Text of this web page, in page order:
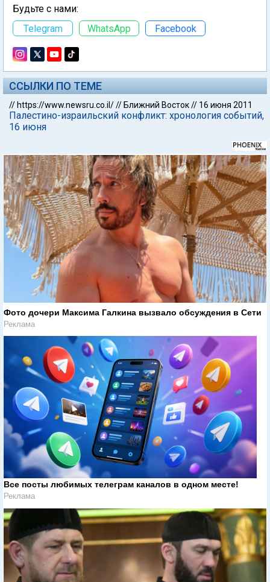
Будьте с нами:
Telegram
WhatsApp Facebook
ССЫЛКИ ПО ТЕМЕ
// https://www.newsru.co.il/// Ближний Восток// 16 июня 2011
Палестино-израильский конфликт: хронология событий,
16 июня
Фото дочери Максима Галкина вызвало обсуждения в Сети
Реклама
Все посты любимых телеграм каналов в одном месте!
Реклама